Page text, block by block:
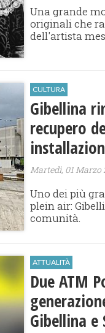
Una grande
originali che
dell'artista
CULTURA
Gibellina
recupero
Martedì, 01 Marzo
​Uno dei più
plein air:
comunità.
ATTUALITÀ
Due ATM
Gibellina